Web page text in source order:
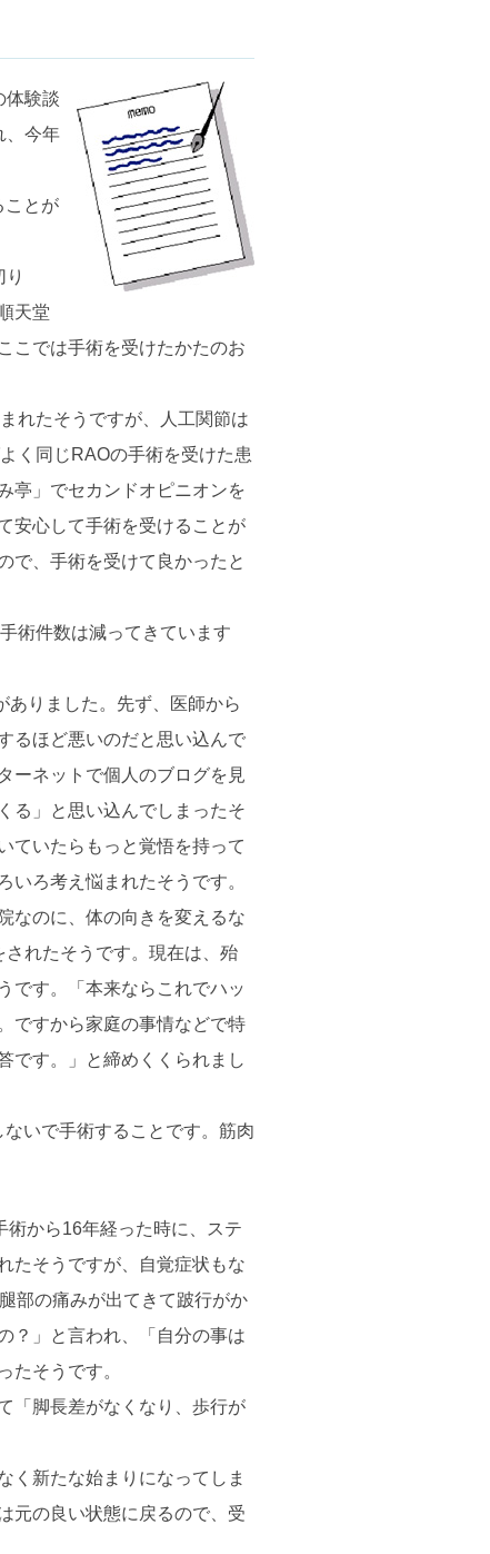
体験談
、今年
ことが
天堂
こでは手術を受けたかたのお
れたそうですが、人工関節は
く同じRAOの手術を受けた患
亭」でセカンドオピニオンを
安心して手術を受けることが
で、手術を受けて良かったと
術件数は減ってきています
ありました。先ず、医師から
るほど悪いのだと思い込んで
ーネットで個人のブログを見
る」と思い込んでしまったそ
ていたらもっと覚悟を持って
ろ考え悩まれたそうです。
なのに、体の向きを変えるな
れたそうです。現在は、殆
です。「本来ならこれでハッ
ですから家庭の事情などで特
です。」と締めくくられまし
いで手術することです。筋肉
から16年経った時に、ステ
たそうですが、自覚症状もな
部の痛みが出てきて跛行がか
？」と言われ、「自分の事は
たそうです。
「脚長差がなくなり、歩行が
く新たな始まりになってしま
元の良い状態に戻るので、受